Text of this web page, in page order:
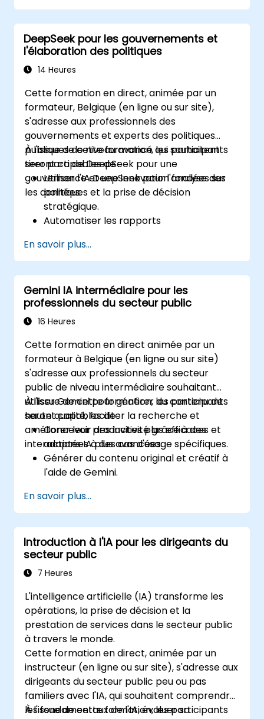
DeepSeek pour les gouvernements et
l'élaboration des politiques
14 Heures
Cette formation en direct, animée par un
formateur, Belgique (en ligne ou sur site),
s'adresse aux professionnels des
gouvernements et experts des politiques
publiques de niveau avancé qui souhaitent
tirer parti de DeepSeek pour une
gouvernance et une innovation fondées sur
les données.
À l'issue de cette formation, les participants
seront capables de :
Utiliser l'IA DeepSeek pour l'analyse des
politiques et la prise de décision
stratégique.
Automatiser les rapports
transparence des données.
Appliquer les informations issues de l'IA
pour l'innovation dans le secteur public.
Renforcer l'engagement des citoyens
grâce à des solutions propulsées par l'IA.
En savoir plus...
Gemini IA intermédiaire pour les
professionnels du secteur public
16 Heures
Cette formation en direct animée par un
formateur à Belgique (en ligne ou sur site)
s'adresse aux professionnels du secteur
public de niveau intermédiaire souhaitant
utiliser Gemini pour générer du contenu de
haute qualité, faciliter la recherche et
améliorer leur productivité grâce à des
interactions IA plus avancées.
À l'issue de cette formation, les participants
seront capables de :
Concevoir des invites plus efficaces et
adaptées à des cas d'usage spécifiques.
Générer du contenu original et créatif à
l'aide de Gemini.
complexes avec précision.
Utiliser Gemini pour brainstormer,
planifier et organiser des idées de
manière efficace.
En savoir plus...
Introduction à l'IA pour les dirigeants du
secteur public
7 Heures
L'intelligence artificielle (IA) transforme les
opérations, la prise de décision et la
prestation de services dans le secteur public
à travers le monde.
Cette formation en direct, animée par un
instructeur (en ligne ou sur site), s'adresse aux
dirigeants du secteur public peu ou pas
familiers avec l'IA, qui souhaitent comprendre
les fondamentaux de l'IA, évaluer sa
À l'issue de cette formation, les participants